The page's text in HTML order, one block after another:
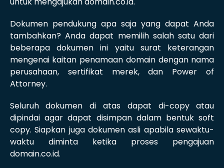
Dokumen pendukung apa saja yang dapat Anda
tambahkan? Anda dapat memilih salah satu dari
beberapa dokumen ini yaitu surat keterangan
mengenai kaitan penamaan domain dengan nama
perusahaan, sertifikat merek, dan Power of
Attorney.
Seluruh dokumen di atas dapat di-copy atau
dipindai agar dapat disimpan dalam bentuk soft
copy. Siapkan juga dokumen asli apabila sewaktu-
waktu diminta ketika proses pengajuan
domain.co.id.